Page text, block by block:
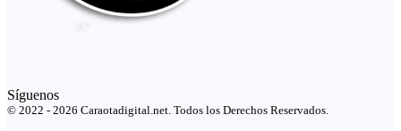
Síguenos
© 2022 - 2026 Caraotadigital.net. Todos los Derechos Reservados.